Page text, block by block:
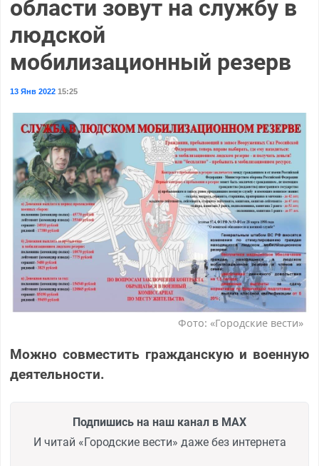
области зовут на службу в
людской
мобилизационный резерв
13 Янв 202215:25
Фото: «Городские вести»
Можно совместить гражданскую и военную
деятельности.
Подпишись на наш канал в MAX
И читай «Городские вести» даже без интернета